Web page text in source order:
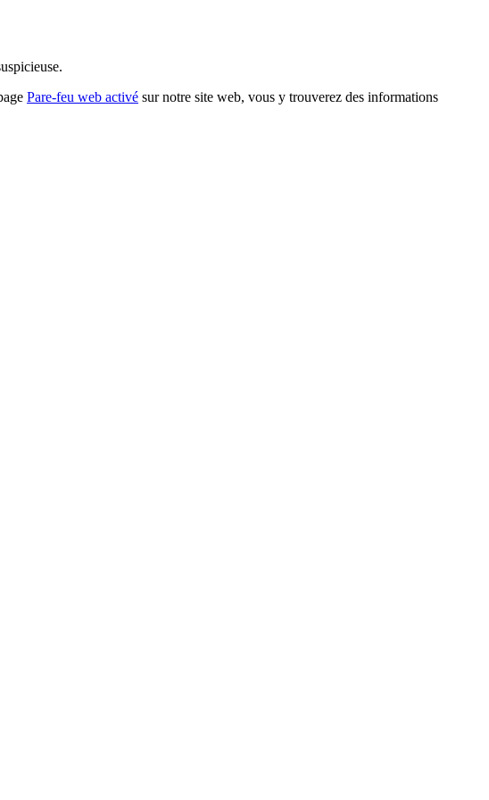
Pare-feu web activé sur notre site web, vous y trouverez des informations